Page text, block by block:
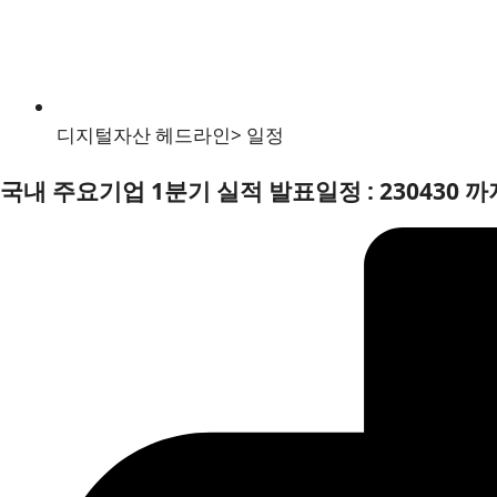
디지털자산 헤드라인> 일정
국내 주요기업 1분기 실적 발표일정 : 230430 까